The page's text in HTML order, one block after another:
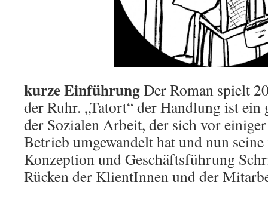
kurze EinführungDer Roman spielt
der Ruhr. „Tatort“ der Handlung ist
der Sozialen Arbeit, der sich vor
Betrieb umgewandelt hat und nun
Konzeption und Geschäftsführung
Rücken der KlientInnen und der